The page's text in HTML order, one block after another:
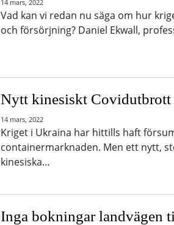
14 mars, 2022
Vad kan vi redan nu säga om hur
och försörjning? Daniel Ekwall,
Nytt kinesiskt Covidutbrott
14 mars, 2022
Kriget i Ukraina har hittills haft
containermarknaden. Men ett nytt,
kinesiska…
Inga bokningar landvägen